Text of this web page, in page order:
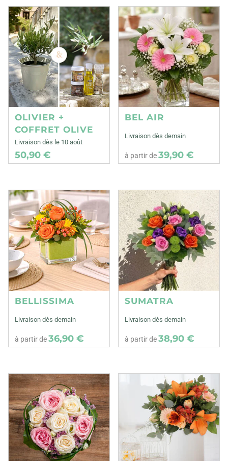
OLIVIER +
COFFRET OLIVE
Livraison dès le 10 août
50,90 €
BEL AIR
Livraison dès demain
à partir de39,90 €
BELLISSIMA
Livraison dès demain
à partir de36,90 €
SUMATRA
Livraison dès demain
à partir de38,90 €